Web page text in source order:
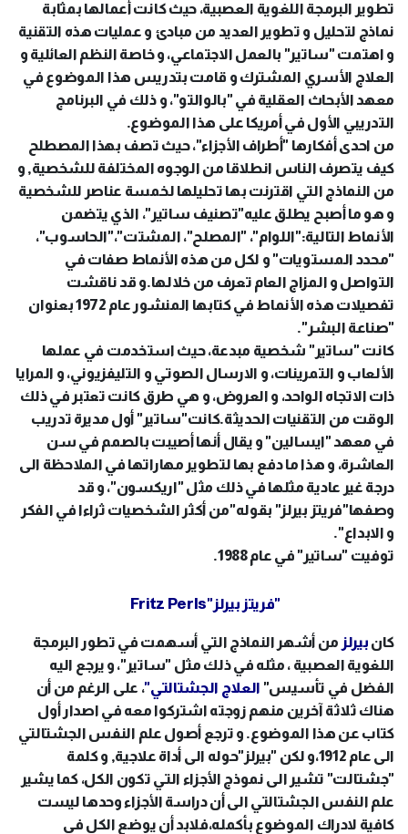
تطوير البرمجة اللغوية العصبية، حيث كانت أعمالها بمثابة
نماذج لتحليل و تطوير العديد من مبادئ و عمليات هذه التقنية
و اهتمت "ساتير" بالعمل الاجتماعي، و خاصة النظم العائلية و
العلاج الأسري المشترك و قامت بتدريس هذا الموضوع في
معهد الأبحاث العقلية في "بالوالتو"، و ذلك في البرنامج
التدريبي الأول في أمريكا على هذا الموضوع.
من احدى أفكارها "أطراف الأجزاء"، حيث تصف بهذا المصطلح
كيف يتصرف الناس انطلاقا من الوجوه المختلفة للشخصية, و
من النماذج التي اقترنت بها تحليلها لخمسة عناصر للشخصية
و هو ما أصبح يطلق عليه"تصنيف ساتير"، الذي يتضمن
الأنماط التالية:"اللوام"، "المصلح"، المشتت"،"الحاسوب"،
"محدد المستويات" و لكل من هذه الأنماط صفات في
التواصل و المزاج العام تعرف من خلالها.و قد ناقشت
تفصيلات هذه الأنماط في كتابها المنشور عام 1972 بعنوان
"صناعة البشر".
كانت "ساتير" شخصية مبدعة، حيث استخدمت في عملها
الألعاب و التمرينات، و الارسال الصوتي و التليفزيوني، و المرايا
ذات الاتجاه الواحد، و العروض، و هي طرق كانت تعتبر في ذلك
الوقت من التقنيات الحديثة.كانت"ساتير" أول مديرة تدريب
في معهد "ايسالين" و يقال أنها أصيبت بالصمم في سن
العاشرة، و هذا ما دفع بها لتطوير مهاراتها في الملاحظة الى
درجة غير عادية مثلها في ذلك مثل "اريكسون"، و قد
وصفها"فريتز بيرلز" بقوله"من أكثر الشخصيات ثراءا في الفكر
و الابداع".
توفيت "ساتير" في عام 1988.
"فريتز بيرلز"Fritz Perls
كان بيرلز من أشهر النماذج التي أسهمت في تطور البرمجة
اللغوية العصبية ، مثله في ذلك مثل "ساتير"، و يرجع اليه
الفضل في تأسيس" العلاج الجشتالتي"، على الرغم من أن
هناك ثلاثة آخرين منهم زوجته اشتركوا معه في اصدار أول
كتاب عن هذا الموضوع. و ترجع أصول علم النفس الجشتالتي
الى عام 1912،و لكن "بيرلز"حوله الى أداة علاجية, و كلمة
"جشتالت" تشير الى نموذج الأجزاء التي تكون الكل، كما يشير
علم النفس الجشتالتي الى أن دراسة الأجزاء وحدها ليست
كافية لادراك الموضوع بأكمله،فلابد أن يوضع الكل في